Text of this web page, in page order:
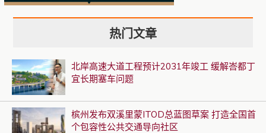
热门文章
北岸高速大道工程预计2031年竣工 缓解峇都丁
宜长期塞车问题
槟州发布双溪里蒙ITOD总蓝图草案 打造全国首
个包容性公共交通导向社区